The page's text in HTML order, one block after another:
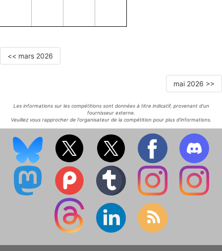
<< mars 2026
mai 2026 >>
Les informations sur les compétitions sont données à titre indicatif, provenant d'un
fournisseur externe.
Veuillez vous rapprocher de l'organisateur de la compétition pour plus d'informations.